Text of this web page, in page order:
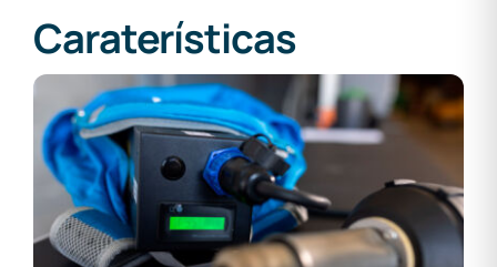
Caraterísticas